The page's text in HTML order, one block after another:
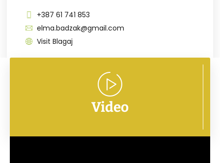
+387 61 741 853
elma.badzak@gmail.com
Visit Blagaj
Video